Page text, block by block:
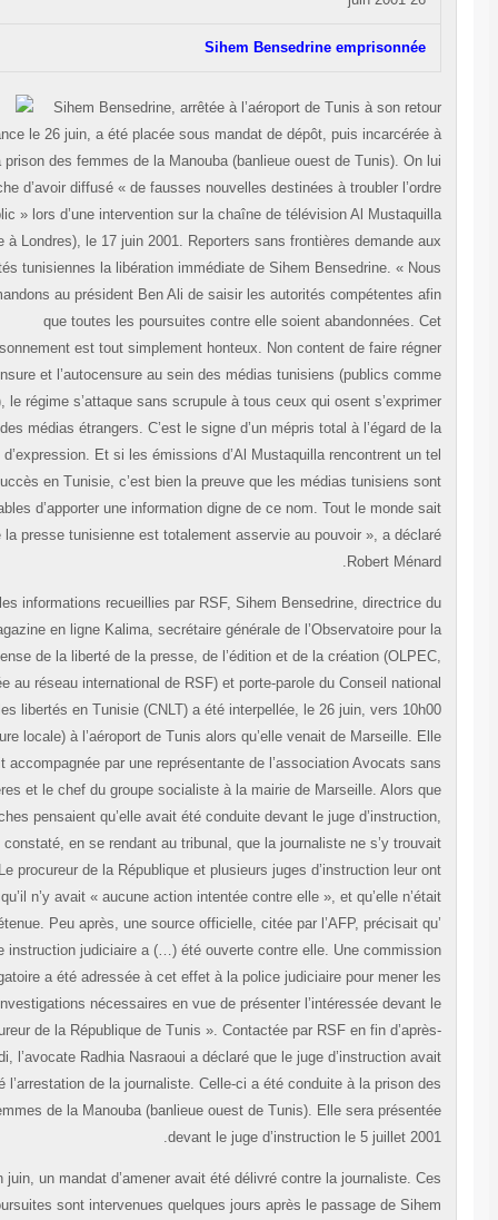
Sihem Bensedrine emprisonnée
Sihem Bensedrine, arrêtée à l’aéroport de Tunis à son
de France le 26 juin, a été placée sous mandat de dépôt, puis incarcérée
la prison des femmes de la Manouba (banlieue ouest de Tunis). On
reproche d’avoir diffusé « de fausses nouvelles destinées à troubler
public » lors d’une intervention sur la chaîne de télévision Al
(basée à Londres), le 17 juin 2001. Reporters sans frontières demande
autorités tunisiennes la libération immédiate de Sihem Bensedrine. «
demandons au président Ben Ali de saisir les autorités compétentes
que toutes les poursuites contre elle soient abandonnées.
emprisonnement est tout simplement honteux. Non content de faire
la censure et l’autocensure au sein des médias tunisiens (publics
privés), le régime s’attaque sans scrupule à tous ceux qui osent
dans des médias étrangers. C’est le signe d’un mépris total à l’égard de
liberté d’expression. Et si les émissions d’Al Mustaquilla rencontrent un
succès en Tunisie, c’est bien la preuve que les médias tunisiens
incapables d’apporter une information digne de ce nom. Tout le monde
que la presse tunisienne est totalement asservie au pouvoir », a
Robert
Selon les informations recueillies par RSF, Sihem Bensedrine, directrice
magazine en ligne Kalima, secrétaire générale de l’Observatoire pour
défense de la liberté de la presse, de l’édition et de la création
affiliée au réseau international de RSF) et porte-parole du Conseil
pour les libertés en Tunisie (CNLT) a été interpellée, le 26 juin, vers
(heure locale) à l’aéroport de Tunis alors qu’elle venait de Marseille.
était accompagnée par une représentante de l’association Avocats
frontières et le chef du groupe socialiste à la mairie de Marseille. Alors
ses proches pensaient qu’elle avait été conduite devant le juge
ils ont constaté, en se rendant au tribunal, que la journaliste ne s’y
pas. Le procureur de la République et plusieurs juges d’instruction leur
déclaré qu’il n’y avait « aucune action intentée contre elle », et qu’elle
pas détenue. Peu après, une source officielle, citée par l’AFP, précisait
« une instruction judiciaire a (…) été ouverte contre elle. Une
rogatoire a été adressée à cet effet à la police judiciaire pour mener
investigations nécessaires en vue de présenter l’intéressée devant
procureur de la République de Tunis ». Contactée par RSF en fin
midi, l’avocate Radhia Nasraoui a déclaré que le juge d’instruction
ordonné l’arrestation de la journaliste. Celle-ci a été conduite à la prison
femmes de la Manouba (banlieue ouest de Tunis). Elle sera
devant le juge d’instruction le 5 juillet
En juin, un mandat d’amener avait été délivré contre la journaliste.
poursuites sont intervenues quelques jours après le passage de